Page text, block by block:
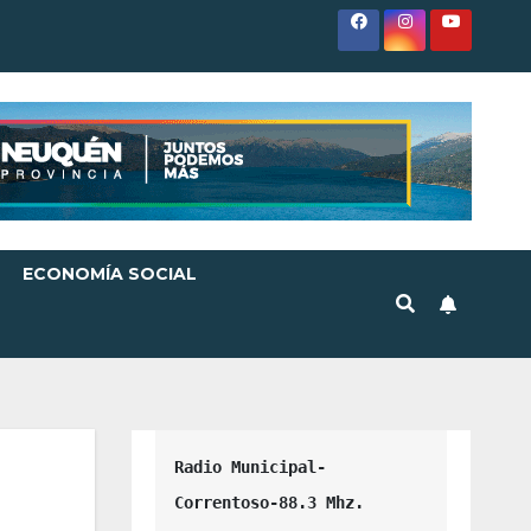
ECONOMÍA SOCIAL
Radio Municipal-
Correntoso-88.3 Mhz.